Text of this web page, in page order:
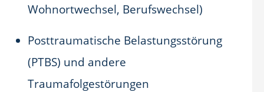
Wohnortwechsel, Berufswechsel)
Posttraumatische Belastungsstörung
(PTBS) und andere
Traumafolgestörungen